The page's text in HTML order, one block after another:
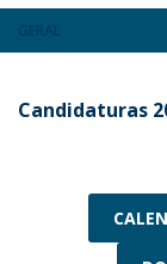
Candidaturas